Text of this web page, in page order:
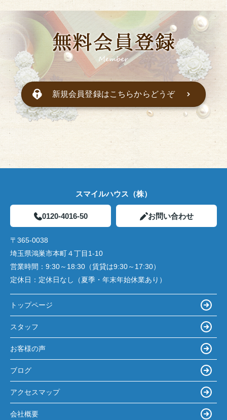
新規会員登録はこちらからどうぞ
スマイルハウス（株）
0120-4016-50 お問い合わせ
〒365-0038
埼玉県鴻巣市本町４丁目1-10
営業時間： 9:30～18:30（賃貸は9:30～17:30）
定休日： 定休日なし（夏季・年末年始休業あり）
トップページ
スタッフ
お客様の声
ブログ
アクセスマップ
会社概要